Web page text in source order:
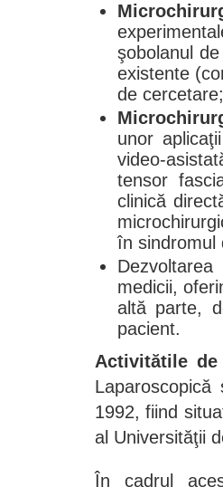
şobolanul
existente
de cercetare;
unor
video-
tensor
clinică
în sindromul
medicii,
altă parte,
pacient.
Activitătile de
1992, fiind
al Universităţii
În cadrul